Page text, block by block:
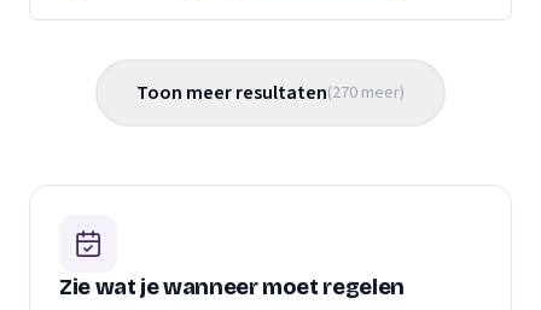
Toon meer resultaten(270 meer)
Zie wat je wanneer moet regelen